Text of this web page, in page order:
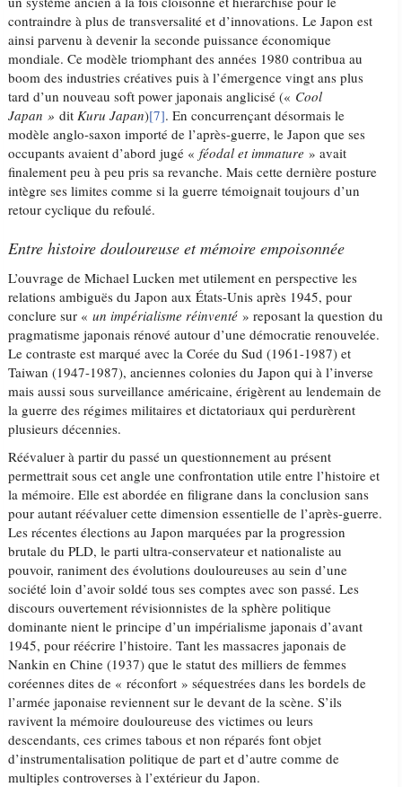
contraindre à plus de transversalité et d’innovations. Le Japon est
ainsi parvenu à devenir la seconde puissance économique
mondiale. Ce modèle triomphant des années 1980 contribua au
boom des industries créatives puis à l’émergence vingt ans plus
tard d’un nouveau soft power japonais anglicisé (« Cool
Japan » ditKuru Japan)[7]. En concurrençant désormais le
modèle anglo-saxon importé de l’après-guerre, le Japon que ses
occupants avaient d’abord jugé «féodal et immature » avait
finalement peu à peu pris sa revanche. Mais cette dernière posture
intègre ses limites comme si la guerre témoignait toujours d’un
retour cyclique du refoulé.
Entre histoire douloureuse et mémoire empoisonnée
L’ouvrage de Michael Lucken met utilement en perspective les
relations ambiguës du Japon aux États-Unis après 1945, pour
conclure sur «un impérialisme réinventé» reposant la question du
pragmatisme japonais rénové autour d’une démocratie renouvelée.
Le contraste est marqué avec la Corée du Sud (1961-1987) et
Taiwan (1947-1987), anciennes colonies du Japon qui à l’inverse
mais aussi sous surveillance américaine, érigèrent au lendemain de
la guerre des régimes militaires et dictatoriaux qui perdurèrent
plusieurs décennies.
Réévaluer à partir du passé un questionnement au présent
permettrait sous cet angle une confrontation utile entre l’histoire et
la mémoire. Elle est abordée en filigrane dans la conclusion sans
pour autant réévaluer cette dimension essentielle de l’après-guerre.
Les récentes élections au Japon marquées par la progression
brutale du PLD, le parti ultra-conservateur et nationaliste au
pouvoir, raniment des évolutions douloureuses au sein d’une
société loin d’avoir soldé tous ses comptes avec son passé. Les
discours ouvertement révisionnistes de la sphère politique
dominante nient le principe d’un impérialisme japonais d’avant
1945, pour réécrire l’histoire. Tant les massacres japonais de
Nankin en Chine (1937) que le statut des milliers de femmes
coréennes dites de « réconfort » séquestrées dans les bordels de
l’armée japonaise reviennent sur le devant de la scène. S’ils
ravivent la mémoire douloureuse des victimes ou leurs
descendants, ces crimes tabous et non réparés font objet
d’instrumentalisation politique de part et d’autre comme de
multiples controverses à l’extérieur du Japon.